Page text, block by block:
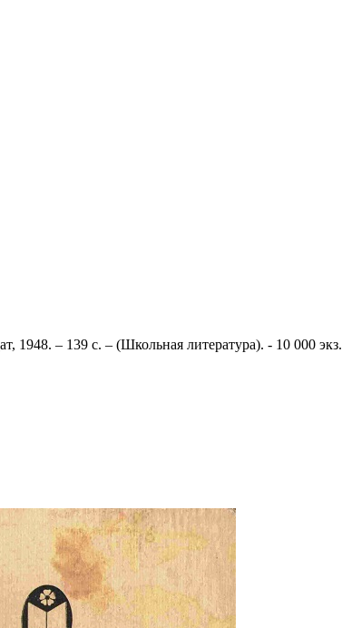
1948. – 139 с. – (Школьная литература). - 10 000 экз.